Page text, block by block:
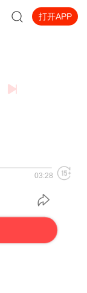
打开APP
03:28